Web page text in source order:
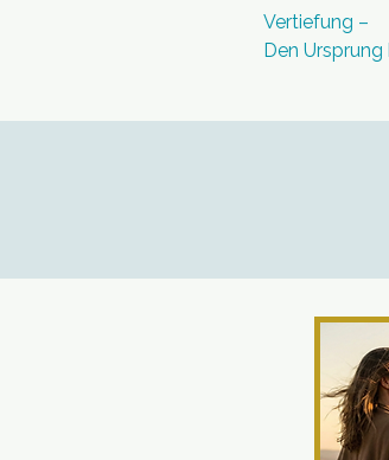
Vertiefung –
Den
die Ursache
des
Inhalte dieses
🌟Den